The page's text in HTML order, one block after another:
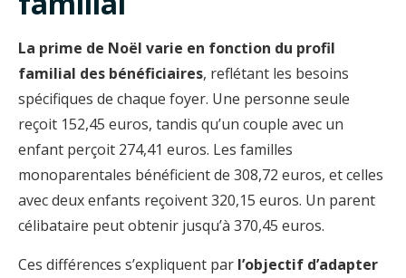
La prime de Noël varie en fonction du profil
familial des bénéficiaires, reflétant les besoins
spécifiques de chaque foyer. Une personne seule
reçoit 152,45 euros, tandis qu’un couple avec un
enfant perçoit 274,41 euros. Les familles
monoparentales bénéficient de 308,72 euros, et celles
avec deux enfants reçoivent 320,15 euros. Un parent
célibataire peut obtenir jusqu’à 370,45 euros.
Ces différences s’expliquent par l’objectif d’adapter